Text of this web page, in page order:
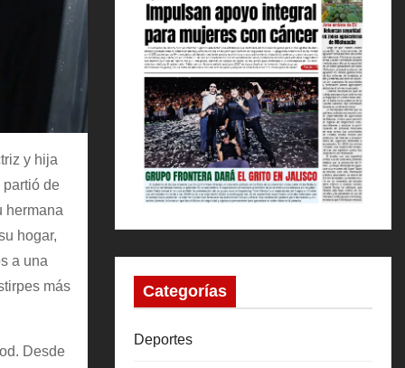
y hija
partió de
hermana
hogar,
a una
más
Desde
Categorías
Deportes